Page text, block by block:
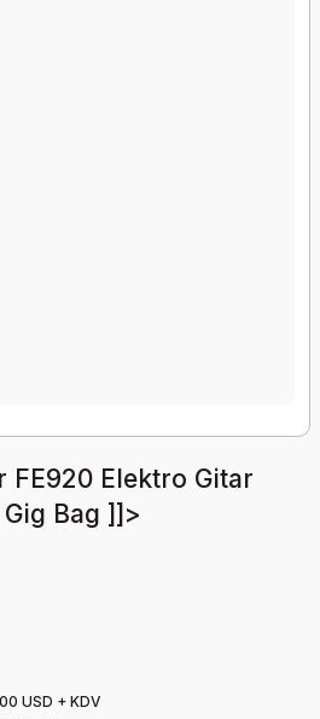
FE920 Elektro Gitar
Gig Bag ]]>
USD + KDV